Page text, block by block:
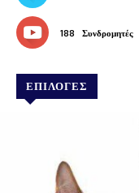
188 Συνδρομητές
ΕΠΙΛΟΓΕΣ